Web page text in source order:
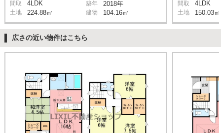
間取 4LDK 築年 2018年
土地 224.88㎡ 建物 104.16㎡
間取 4LDK
土地 150.03㎡
広さの近い物件はこちら